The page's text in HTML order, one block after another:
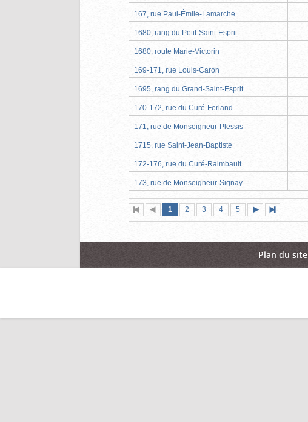
167, rue Paul-Émile-Lamarche
1680, rang du Petit-Saint-Esprit
1680, route Marie-Victorin
169-171, rue Louis-Caron
1695, rang du Grand-Saint-Esprit
170-172, rue du Curé-Ferland
171, rue de Monseigneur-Plessis
1715, rue Saint-Jean-Baptiste
172-176, rue du Curé-Raimbault
173, rue de Monseigneur-Signay
Première
page
Page
précédente
Page
1 (page
actuelle)
Page
2 Page
3 Page
4 Page
5
suivante
page
Plan du site